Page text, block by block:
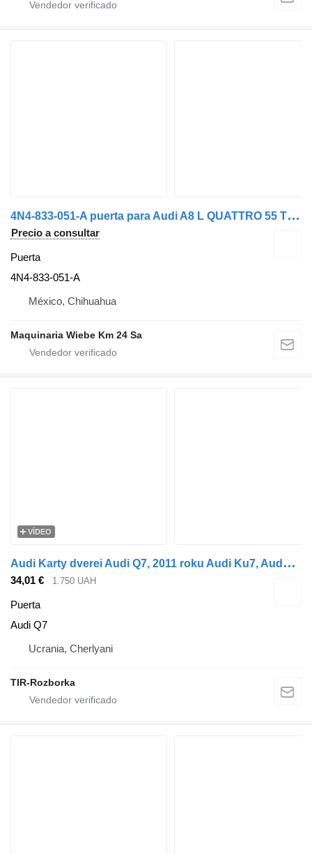
4
N4-833-051-A puerta para Audi A8 L QUATTRO 55 TFSI coche
Precio a consultar
Puerta
4N4-833-051-A
México, Chihuahua
Maquinaria Wiebe Km 24 Sa
VÍDEO
A
udi Karty dverei Audi Q7, 2011 roku Audi Ku7, Audy puerta para Audi Q7 coche
34,01 € 1.750 UAH
Puerta
Audi Q7
Ucrania, Cherlyani
TIR-Rozborka